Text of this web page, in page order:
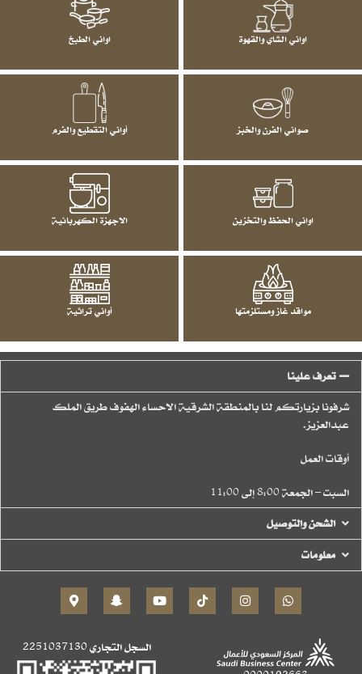
اواني الشاي والقهوة اواني الطبخ
صواني الفرن والخبز أواني التقطيع والفرم
اواني الحفظ والتخزين الاجهزة الكهربائية
مواقد غاز ومستلزمتها أواني تراثية
تعرف علينا
شرفونا بزيارتكم لنا بالمنطقة الشرقية الاحساء الهفوف طريق الملك
عبدالعزيز.
أوقات العمل
السبت – الجمعة 8:00 إلى 11:00
الشحن والتوصيل
معلومات
السجل التجاري2251037130